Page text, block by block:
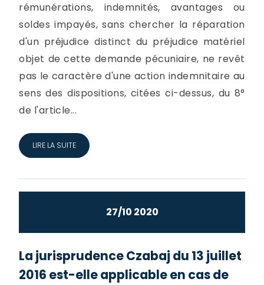
rémunérations, indemnités, avantages ou
soldes impayés, sans chercher la réparation
d'un préjudice distinct du préjudice matériel
objet de cette demande pécuniaire, ne revêt
pas le caractère d'une action indemnitaire au
sens des dispositions, citées ci-dessus, du 8°
de l'article...
LIRE LA SUITE
27/10 2020
La jurisprudence Czabaj du 13 juillet
2016 est-elle applicable en cas de